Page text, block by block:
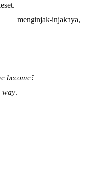
injaknya,
become?
way.